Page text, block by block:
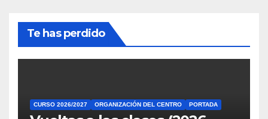
Te has perdido
CURSO 2026/2027 ORGANIZACIÓN DEL CENTRO PORTADA